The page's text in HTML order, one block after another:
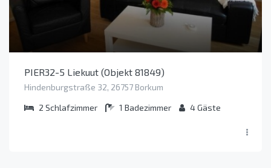
PIER32-5 Liekuut (Objekt 81849)
Hindenburgstraße 32, 26757 Borkum
2 Schlafzimmer 1 Badezimmer 4Gäste